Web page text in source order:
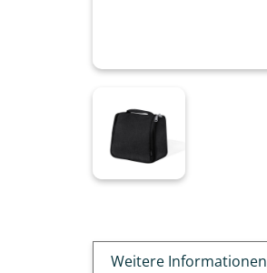
Weitere Informationen